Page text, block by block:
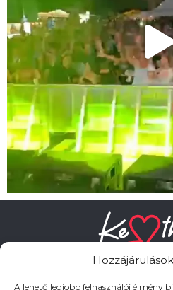
A lehető legjobb felhasználói élmény